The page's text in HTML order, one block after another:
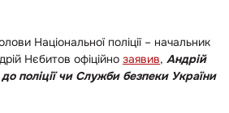
Національної поліції – начальник
Нєбитов офіційно заявив, Андрій
поліції чи Служби безпеки України